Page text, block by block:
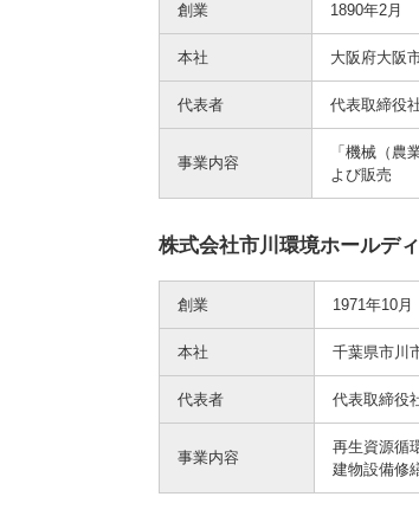
創業 1890年2月
本社 大阪府大阪
代表者 代表取締
事業内容
「機械（農
よび販売
株式会社市川環境ホールデ
創業 1971年10
本社 千葉県市川
代表者 代表取締
事業内容
再生資源循
建物設備